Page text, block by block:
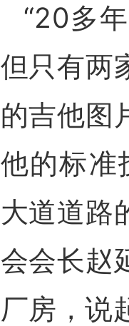
“20多
但只有两
的吉他图
他的标准
大道道路
会会长赵
厂房，说